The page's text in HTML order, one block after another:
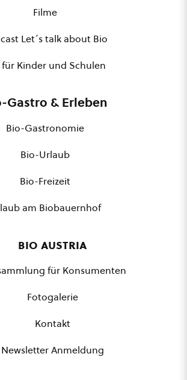
Filme
Let´s talk about Bio
für Kinder und Schulen
Gastro & Erleben
Bio-Gastronomie
Bio-Urlaub
Bio-Freizeit
am Biobauernhof
bio austria
für Konsumenten
Fotogalerie
Kontakt
Newsletter Anmeldung